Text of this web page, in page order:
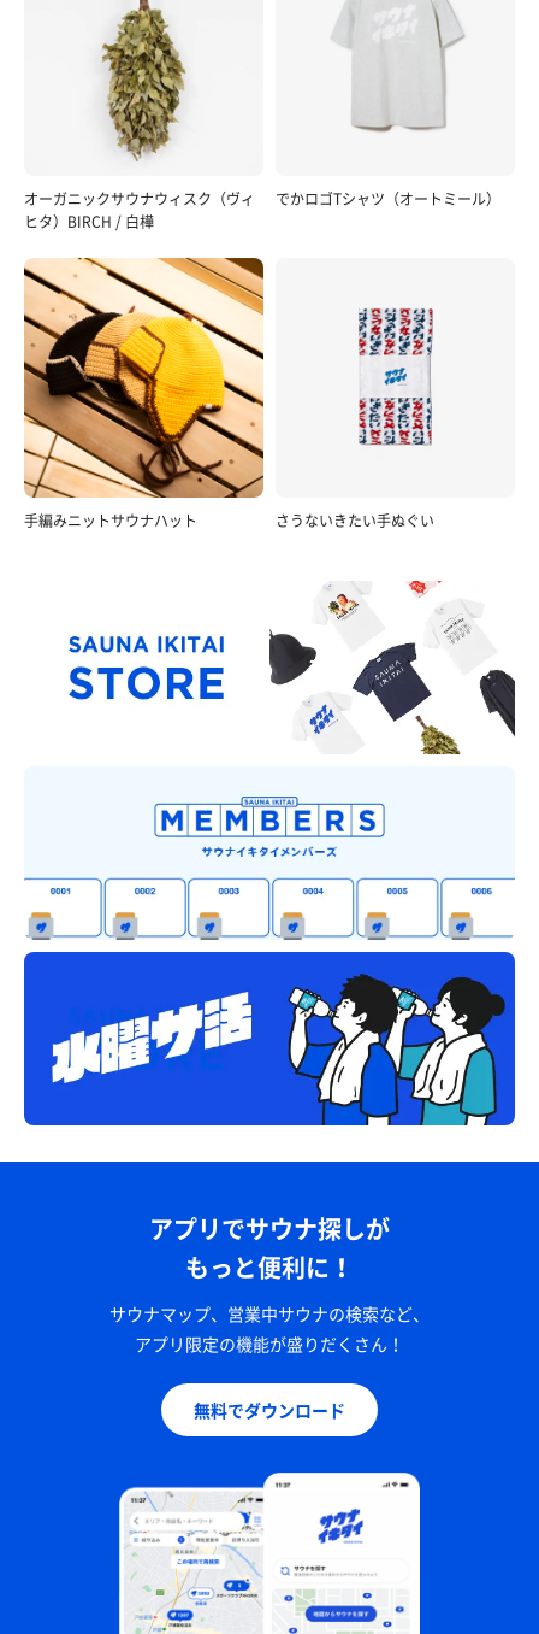
オーガニックサウナウィスク（ヴィ
ヒタ）BIRCH / 白樺
でかロゴTシャツ（オートミール）
手編みニットサウナハット さうないきたい手ぬぐい
アプリでサウナ探しが
もっと便利に！
サウナマップ、営業中サウナの検索など、
アプリ限定の機能が盛りだくさん！
無料でダウンロード